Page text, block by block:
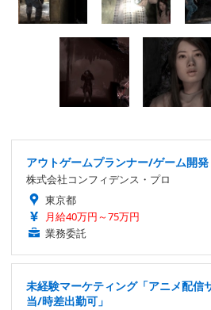
アウトゲームプランナー/ゲーム開発
株式会社コンフィデンス・プロ
東京都
月給40万円～75万円
業務委託
未経験マーケティング「アニメ配信
当/時差出勤可」